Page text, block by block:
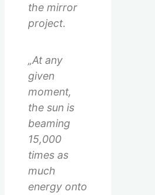
the mirror
project.
„At any
given
moment,
the sun is
beaming
15,000
times as
much
energy onto